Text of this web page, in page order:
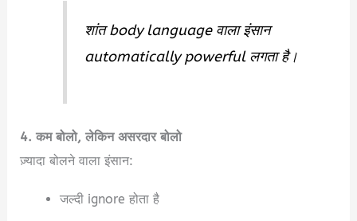
शांत body language वाला इंसान
automatically powerful लगता है।
4. कम बोलो, लेकिन असरदार बोलो
ज़्यादा बोलने वाला इंसान:
जल्दी ignore होता है